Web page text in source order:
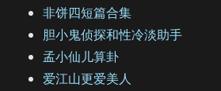
非饼四短篇合集
胆小鬼侦探和性冷淡助手
孟小仙儿算卦
爱江山更爱美人